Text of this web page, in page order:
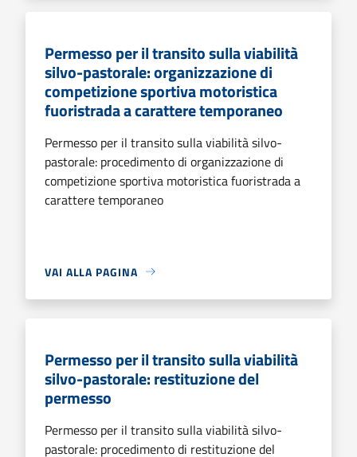
Permesso per il transito sulla viabilità
silvo-pastorale: organizzazione di
competizione sportiva motoristica
fuoristrada a carattere temporaneo
Permesso per il transito sulla viabilità silvo-
pastorale: procedimento di organizzazione di
competizione sportiva motoristica fuoristrada a
carattere temporaneo
VAI ALLA PAGINA
Permesso per il transito sulla viabilità
silvo-pastorale: restituzione del
permesso
Permesso per il transito sulla viabilità silvo-
pastorale: procedimento di restituzione del